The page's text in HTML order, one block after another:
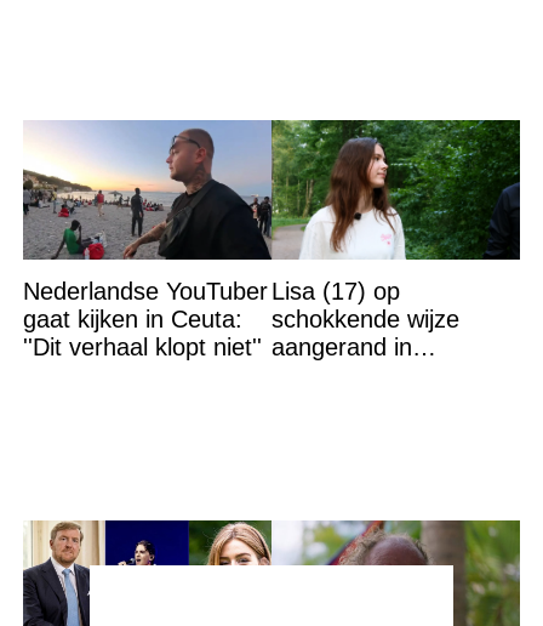
Nederlandse YouTuber
gaat kijken in Ceuta:
''Dit verhaal klopt niet''
Lisa (17) op
schokkende wijze
aangerand in